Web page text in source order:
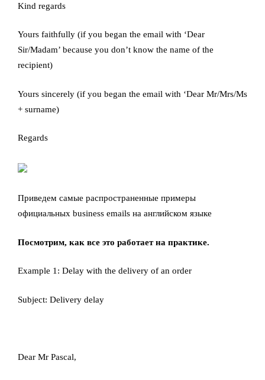
Kind regards
Yours faithfully (if you began the email with ‘Dear
Sir/Madam’ because you don’t know the name of the
recipient)
Yours sincerely (if you began the email with ‘Dear Mr/Mrs/Ms
+ surname)
Regards
Приведем самые распространенные примеры
официальных business emails на английском языке
Посмотрим, как все это работает на практике.
Example 1: Delay with the delivery of an order
Subject: Delivery delay
Dear Mr Pascal,